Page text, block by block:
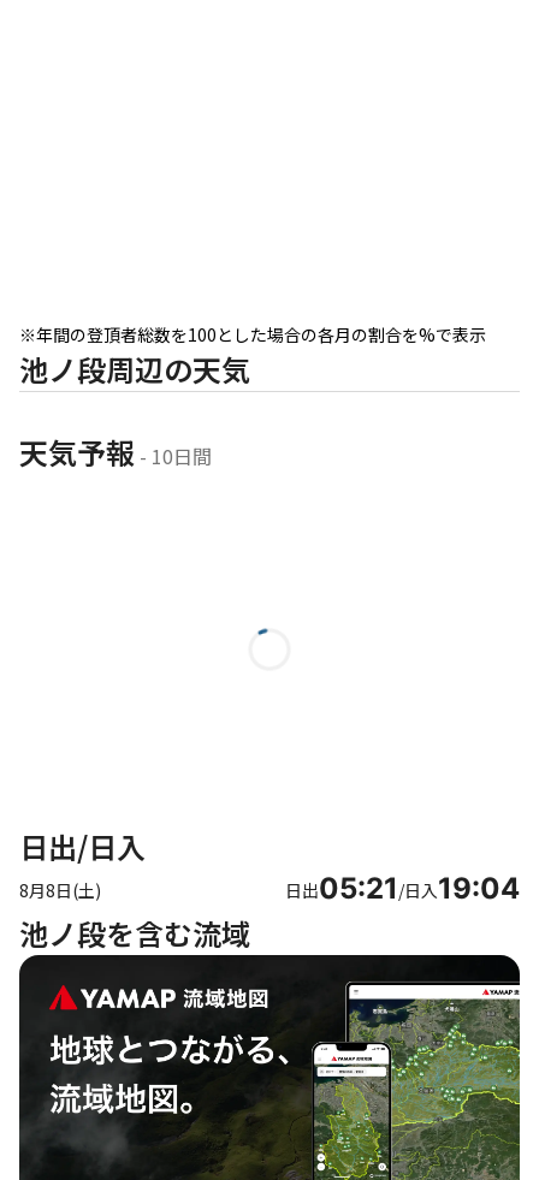
※年間の登頂者総数を100とした場合の各月の割合を%で表示
池ノ段周辺の天気
天気予報 - 10日間
日出/日入
8月8日(土) 日出05:21 /日入19:04
池ノ段を含む流域